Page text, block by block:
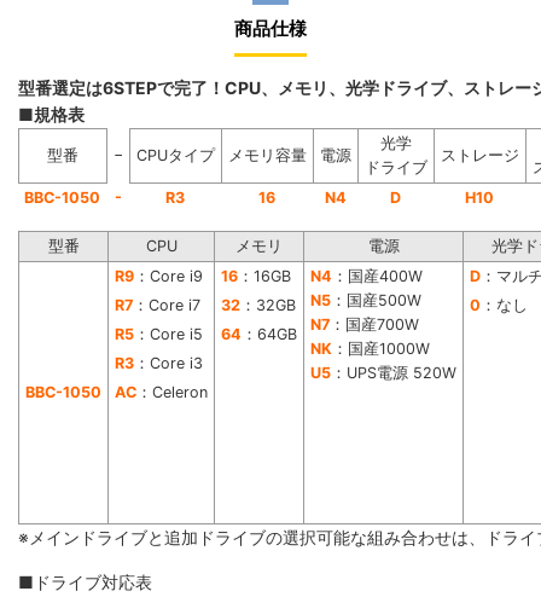
商品仕様
型番選定は6STEPで完了！CPU、メモリ、光学ドライブ、ストレ
■規格表
型番 − CPUタイプ メモリ容量 電源
光学
ドライブ
ストレージ
BBC-1050
- R3 16 N4 D H10
型番 CPU メモリ 電源 光学
BBC-1050
R9 ：Core i9 16 ：16GB N4 ：国産400W
N5 ：国産500W
N7 ：国産700W
NK ：国産1000W
U5 ：UPS電源 520W
D ：マル
R7 ：Core i7 32 ：32GB 0 ：なし
R5 ：Core i5 64 ：64GB
R3 ：Core i3
AC ：Celeron
※メインドライブと追加ドライブの選択可能な組み合わせは、ドラ
■ドライブ対応表